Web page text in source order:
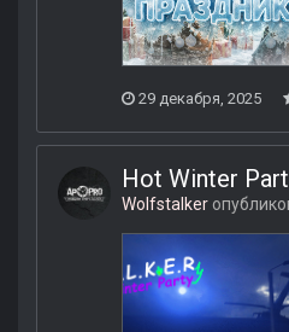
29 декабря, 2025
Hot Winter
Wolfstalker